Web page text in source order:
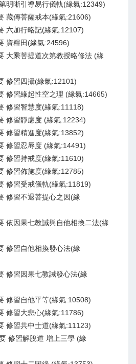
明晰引導易行儀軌(緣氣:12349)
藏傳菩薩戒本(緣氣:21606)
六加行略記(緣氣:12107)
資糧田(緣氣:24596)
大乘菩提道次第教授略修法 (緣
修習四攝(緣氣:12101)
修習緣起性空之理 (緣氣:14665)
修習智慧度(緣氣:11118)
修習靜慮度 (緣氣:12234)
修習精進度(緣氣:13852)
修習忍辱度 (緣氣:14491)
修習持戒度(緣氣:11610)
修習佈施度(緣氣:12785)
修習受戒儀軌(緣氣:11819)
修習不退菩提心之因(緣
依因果七教誡與自他相換二法(緣
修習自他相換發心法(緣
修習因果七教誡發心法(緣
修習自他平等(緣氣:10508)
修習大悲心(緣氣:11786)
修習共中士道(緣氣:11123)
修習解脫道 增上三學 (緣